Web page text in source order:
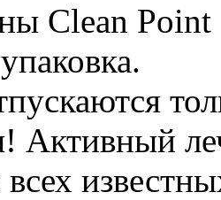
Clean Point
Активный